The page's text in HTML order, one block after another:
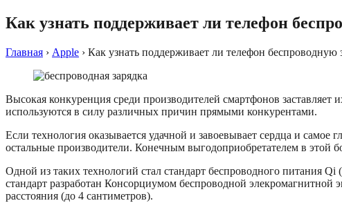
Как узнать поддерживает ли телефон
Главная › Apple › Как узнать поддерживает ли телефон беспроводную
Высокая конкуренция среди производителей смартфонов
используются в силу различных причин прямыми конкурентами.
Если технология оказывается удачной и завоевывает сердца и
остальные производители. Конечным выгодоприобретателем в этой
Одной из таких технологий стал стандарт беспроводного питания
стандарт разработан Консорциумом беспроводной
расстояния (до 4 сантиметров).